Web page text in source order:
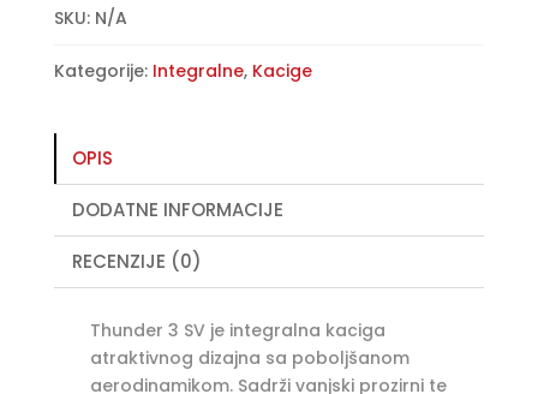
3
–
C7
sjajno
perla
plava
količina
t
r
a
i
e
SKU: N/A
Kategorije: Integralne, Kacige
OPIS
DODATNE INFORMACIJE
RECENZIJE (0)
Thunder 3 SV je integralna kaciga
atraktivnog dizajna sa poboljšanom
aerodinamikom. Sadrži vanjski prozirni te